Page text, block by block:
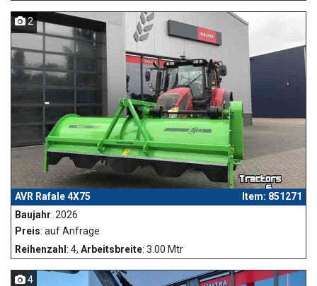
2
AVR Rafale 4X75
Item: 851271
Baujahr: 2026
Preis: auf Anfrage
Reihenzahl : 4, Arbeitsbreite: 3.00 Mtr
4